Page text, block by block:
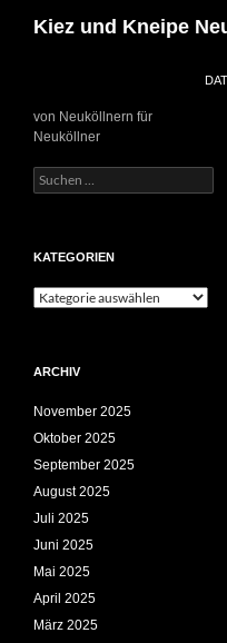
Inhalt
Kiez und Kneipe
von Neuköllnern für
Neuköllner
Suchen
nach:
KATEGORIEN
Kategorien
ARCHIV
November 2025
Oktober 2025
September 2025
August 2025
Juli 2025
Juni 2025
Mai 2025
April 2025
März 2025